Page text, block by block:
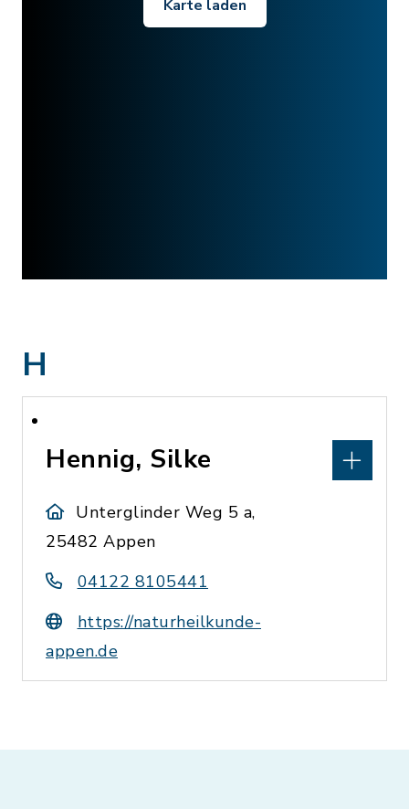
Karte laden
H
Hennig, Silke
Unterglinder Weg 5 a,
25482 Appen
04122 8105441
https://naturheilkunde-
appen.de